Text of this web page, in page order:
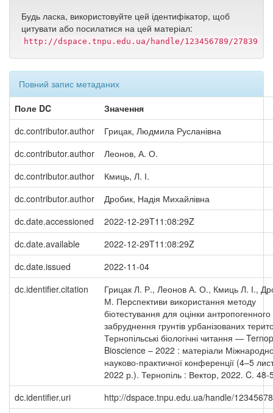
Будь ласка, використовуйте цей ідентифікатор, щоб
цитувати або посилатися на цей матеріал:
http://dspace.tnpu.edu.ua/handle/123456789/27839
Повний запис метаданих
Поле DC
Значення
dc.contributor.author
Грицак, Людмила Русланівна
dc.contributor.author
Леонов, А. О.
dc.contributor.author
Кмиць, Л. І.
dc.contributor.author
Дробик, Надія Михайлівна
dc.date.accessioned
2022-12-29T11:08:29Z
dc.date.available
2022-12-29T11:08:29Z
dc.date.issued
2022-11-04
dc.identifier.citation
Грицак Л. Р., Леонов А. О., Кмиць Л. І.,
М. Перспективи використання методу
біотестування для оцінки антропогенного
забруднення грунтів урбанізованих
Тернопільські біологічні читання —
Bioscience – 2022 : матеріали
науково-практичної конференції (4–5
2022 р.). Тернопіль : Вектор, 2022. C. 48-
dc.identifier.uri
http://dspace.tnpu.edu.ua/handle/